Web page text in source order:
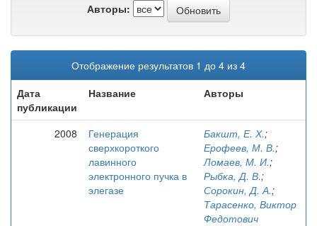
Авторы:
Отображение результатов 1 до 4 из 4
Дата
публикации
Название Авторы
2008
Генерация
сверхкороткого
лавинного
электронного пучка в
элегазе
Бакшт, Е. Х.;
Ерофеев, М. В.;
Ломаев, М. И.;
Рыбка, Д. В.;
Сорокин, Д. А.;
Тарасенко, Виктор
Федотович